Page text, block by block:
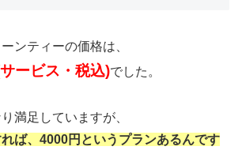
ンティーの価格は、
ービス・税込)でした。
満足していますが、
ば、4000円というプランあるんです